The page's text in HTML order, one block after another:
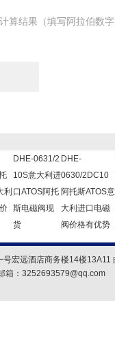
算结果（填写阿拉伯数
利
DHE-0631/2
10S意大利进
口ATOS阿托
斯电磁阀现
货
DHE-
0630/2DC10
阿托斯ATOS意
大利进口电磁
阀价格有优势
宏远酒店商务楼14楼13A11
箱： 3252693579@qq.com